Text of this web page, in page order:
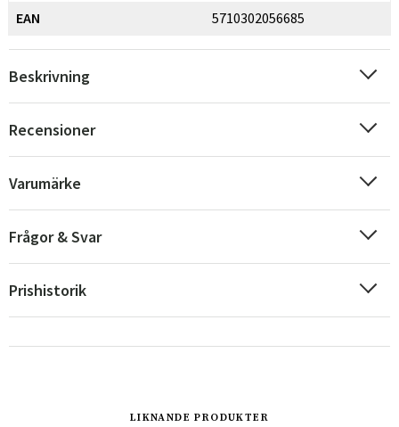
EAN 5710302056685
Beskrivning
Recensioner
Varumärke
Frågor & Svar
Prishistorik
LIKNANDE PRODUKTER